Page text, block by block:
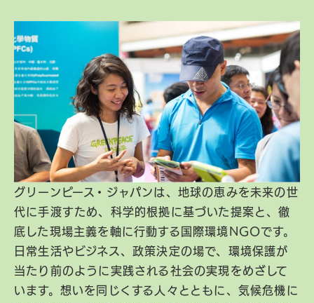
グリーンピース・ジャパンは、地球の恵みを未来の世
代に手渡すため、科学的根拠に基づいた提案と、徹
底した現場主義を軸に行動する国際環境NGOです。
日常生活やビジネス、政策決定の場で、環境保護が
当たり前のように実践される社会の実現をめざして
います。想いを同じくする人々とともに、気候危機に